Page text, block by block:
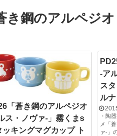
き鋼のアルペジ
「蒼き鋼のアルペジオ
ス・ノヴァ-」霧くまs
ッキングマグカップ ト
-ア
ス
ルナ
・陶
メ「
ァ-」